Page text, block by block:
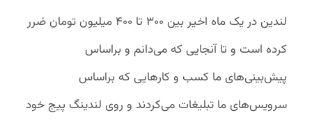
لندین در یک ماه اخیر بین ۳۰۰ تا ۴۰۰ میلیون تومان ضرر
کرده است و تا آنجایی که می‌دانم و براساس
پیش‌بینی‌های ما کسب و کارهایی که براساس
سرویس‌های ما تبلیغات می‌کردند و روی لندینگ پیج خود